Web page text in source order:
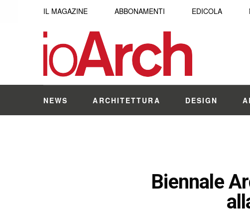
IL MAGAZINE ABBONAMENTI EDICOLA
NEWS ARCHITETTURA DESIGN
Biennale